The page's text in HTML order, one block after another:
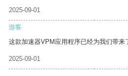
2025-09-01
游客
这款加速器VPM应用程序已经为我们带来
2025-09-01